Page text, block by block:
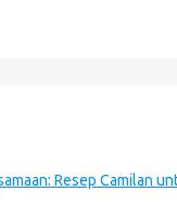
Resep Camilan